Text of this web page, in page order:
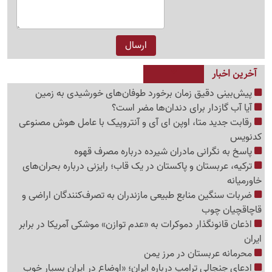
آخرین اخبار
پیش‌بینی دقیق زمان برخورد طوفان‌های خورشیدی به زمین
آیا آب گازدار برای دندان‌ها مضر است؟
رقابت جدید متا، اوپن ای آی و آنتروپیک با عامل هوش مصنوعی
کدنویس
پاسخ به نگرانی مادران شیرده درباره مصرف قهوه
ترکیه، عربستان و پاکستان در یک قاب؛ رایزنی درباره بحران‌های
خاورمیانه
ضربات سنگین منابع طبیعی مازندران به تصرف‌کنندگان اراضی و
قاچاقچیان چوب
اذعان قانونگذار دموکرات به «عدم توازن» موشکی آمریکا در برابر
ایران
محرمانه عربستان در مرز یمن
ادعای جنجالی ترامپ درباره ایران؛ «اوضاع در ایران بسیار خوب